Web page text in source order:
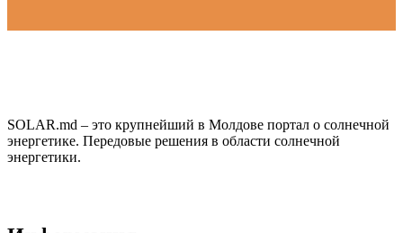
SOLAR.md – это крупнейший в Молдове портал о солнечной
энергетике. Передовые решения в области солнечной
энергетики.